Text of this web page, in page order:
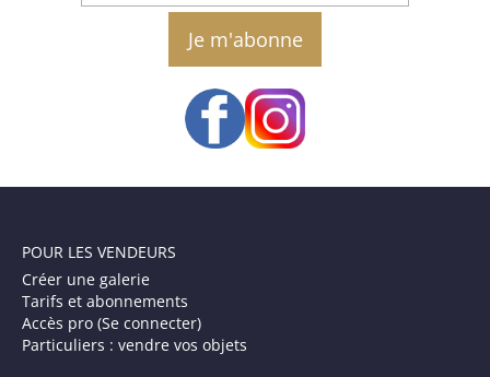
email
POUR LES VENDEURS
Créer une galerie
Tarifs et abonnements
Accès pro (Se connecter)
Particuliers : vendre vos objets